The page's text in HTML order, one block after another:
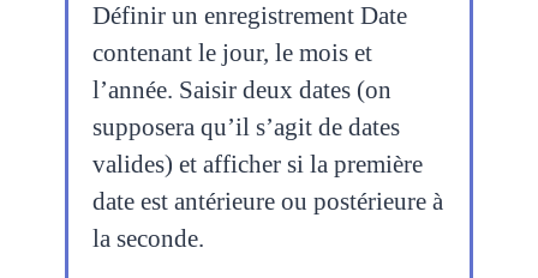
Définir un enregistrement Date
contenant le jour, le mois et
l’année. Saisir deux dates (on
supposera qu’il s’agit de dates
valides) et afficher si la première
date est antérieure ou postérieure à
la seconde.